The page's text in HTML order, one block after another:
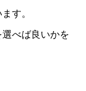
す。
べば良いかを